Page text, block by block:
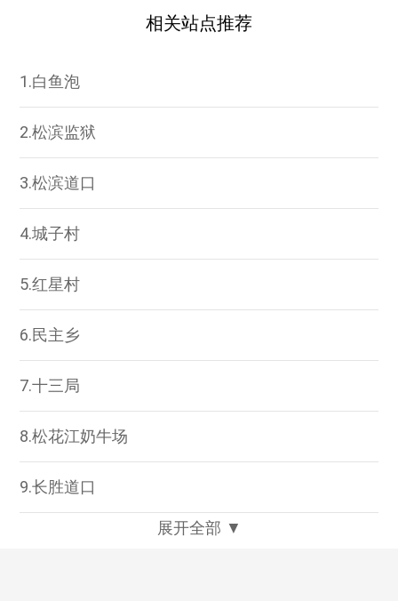
相关站点推荐
1.白鱼泡
2.松滨监狱
3.松滨道口
4.城子村
5.红星村
6.民主乡
7.十三局
8.松花江奶牛场
9.长胜道口
展开全部 ▼